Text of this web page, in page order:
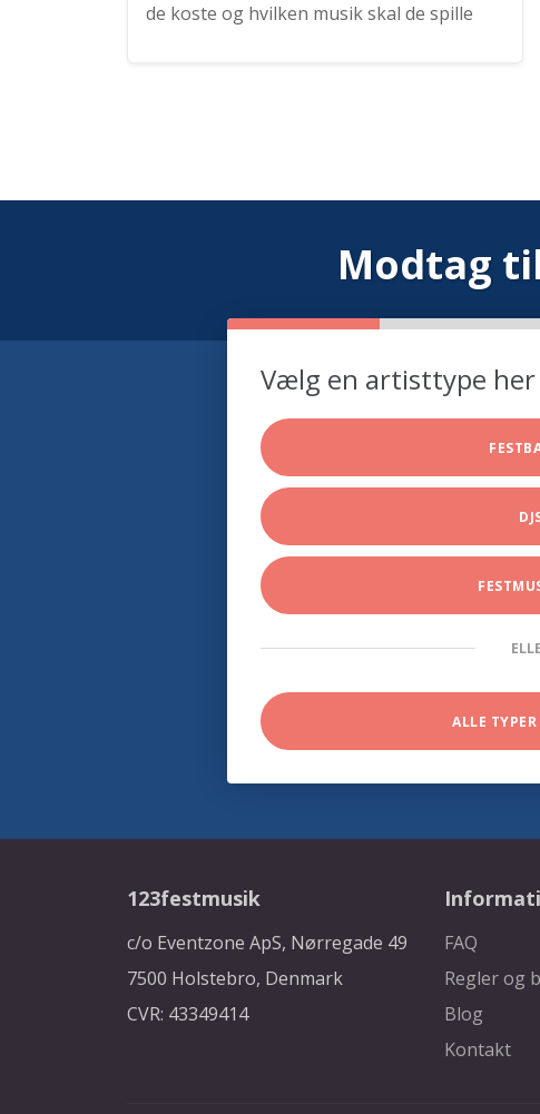
de koste og hvilken musik skal de spille
Modtag
Vælg en artisttype her
ALLE
123festmusik
c/o Eventzone ApS, Nørregade 49
7500 Holstebro, Denmark
CVR: 43349414
FAQ
Regler og
Blog
Kontakt